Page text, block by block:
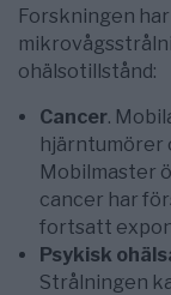
Forskningen
ohälsotillstånd:
Cancer.
hjärntumörer
Mobilmaster
cancer har
fortsatt
Psykisk
Strålningen